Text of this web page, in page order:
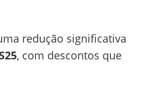
redução significativa
, com descontos que